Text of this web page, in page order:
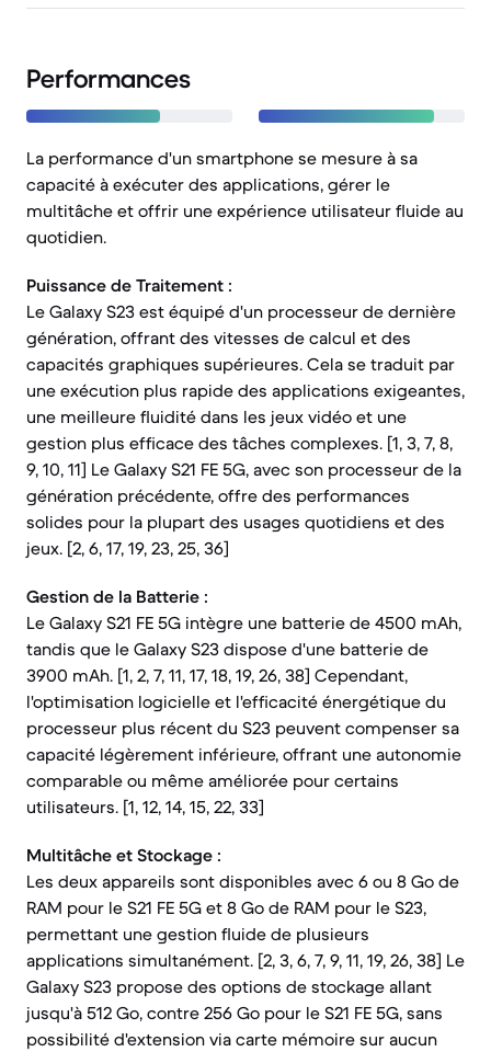
Performances
La performance d'un smartphone se mesure à sa
capacité à exécuter des applications, gérer le
multitâche et offrir une expérience utilisateur fluide au
quotidien.
Puissance de Traitement :
Le Galaxy S23 est équipé d'un processeur de dernière
génération, offrant des vitesses de calcul et des
capacités graphiques supérieures. Cela se traduit par
une exécution plus rapide des applications exigeantes,
une meilleure fluidité dans les jeux vidéo et une
gestion plus efficace des tâches complexes. [1, 3, 7, 8,
9, 10, 11] Le Galaxy S21 FE 5G, avec son processeur de la
génération précédente, offre des performances
solides pour la plupart des usages quotidiens et des
jeux. [2, 6, 17, 19, 23, 25, 36]
Gestion de la Batterie :
Le Galaxy S21 FE 5G intègre une batterie de 4500 mAh,
tandis que le Galaxy S23 dispose d'une batterie de
3900 mAh. [1, 2, 7, 11, 17, 18, 19, 26, 38] Cependant,
l'optimisation logicielle et l'efficacité énergétique du
processeur plus récent du S23 peuvent compenser sa
capacité légèrement inférieure, offrant une autonomie
comparable ou même améliorée pour certains
utilisateurs. [1, 12, 14, 15, 22, 33]
Multitâche et Stockage :
Les deux appareils sont disponibles avec 6 ou 8 Go de
RAM pour le S21 FE 5G et 8 Go de RAM pour le S23,
permettant une gestion fluide de plusieurs
applications simultanément. [2, 3, 6, 7, 9, 11, 19, 26, 38] Le
Galaxy S23 propose des options de stockage allant
jusqu'à 512 Go, contre 256 Go pour le S21 FE 5G, sans
possibilité d'extension via carte mémoire sur aucun